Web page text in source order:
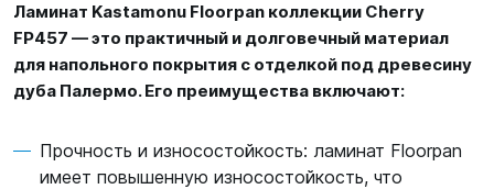
Ламинат Kastamonu Floorpan коллекции Cherry
FP457 — это практичный и долговечный материал
для напольного покрытия с отделкой под древесину
дуба Палермо. Его преимущества включают:
Прочность и износостойкость: ламинат Floorpan
имеет повышенную износостойкость, что